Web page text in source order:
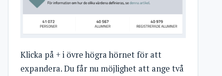
Klicka på + i övre högra hörnet för att
expandera. Du får nu möjlighet att ange två